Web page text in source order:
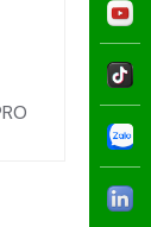
BỘ
Mã